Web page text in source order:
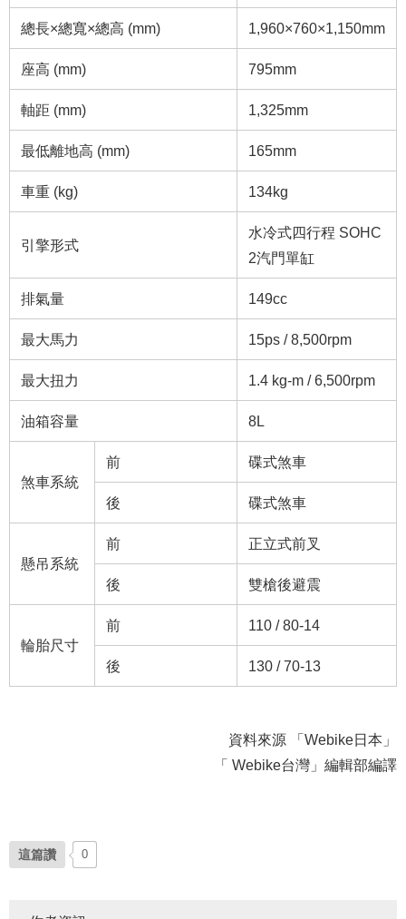
總長×總寬×總高 (mm) 1,960×760×1,150mm
座高 (mm) 795mm
軸距 (mm) 1,325mm
最低離地高 (mm) 165mm
車重 (kg) 134kg
引擎形式
水冷式四行程 SOHC
2汽門單缸
排氣量 149cc
最大馬力 15ps / 8,500rpm
最大扭力 1.4 kg-m / 6,500rpm
油箱容量 8L
煞車系統
前 碟式煞車
後 碟式煞車
懸吊系統
前 正立式前叉
後 雙槍後避震
輪胎尺寸
前 110 / 80-14
後 130 / 70-13
資料來源 「Webike日本」
「 Webike台灣」編輯部編譯
這篇讚 0